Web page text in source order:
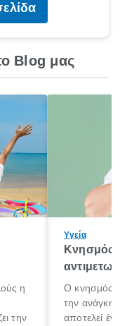
Blog μας
η
την
Υγεία
Κνησμός:
Ο κνησμός
την ανάγκη
αποτελεί